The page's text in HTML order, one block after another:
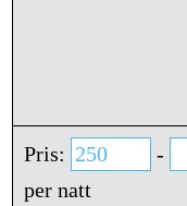
Pris: -
per natt